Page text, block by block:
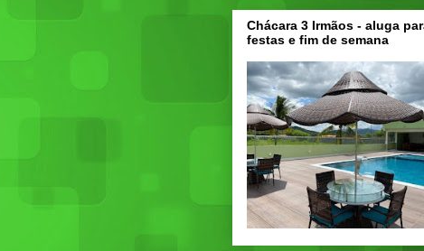
Chácara 3 Irmãos - aluga
festas e fim de semana